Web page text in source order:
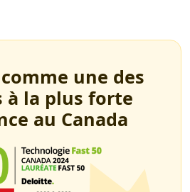
une des
à la plus forte
au Canada